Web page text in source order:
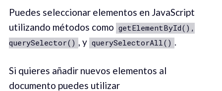
Puedes seleccionar elementos en JavaScript
utilizando métodos como getElementById(),
querySelector()
, y querySelectorAll()
Si quieres añadir nuevos elementos al
documento puedes utilizar